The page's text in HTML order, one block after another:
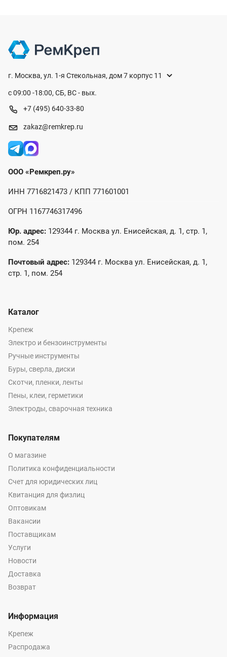
г. Москва, ул. 1-я Стекольная, дом 7 корпус 11
с 09:00 -18:00, СБ, ВС - вых.
+7 (495) 640-33-80
zakaz@remkrep.ru
ООО «Ремкреп.ру»
ИНН 7716821473 / КПП 771601001
ОГРН 1167746317496
Юр. адрес: 129344 г. Москва ул. Енисейская, д. 1, стр. 1,
пом. 254
Почтовый адрес: 129344 г. Москва ул. Енисейская, д. 1,
стр. 1, пом. 254
Каталог
Крепеж
Электро и бензоинструменты
Ручные инструменты
Буры, сверла, диски
Скотчи, пленки, ленты
Пены, клеи, герметики
Электроды, сварочная техника
Покупателям
О магазине
Политика конфиденциальности
Счет для юридических лиц
Квитанция для физлиц
Оптовикам
Вакансии
Поставщикам
Услуги
Новости
Доставка
Возврат
Информация
Крепеж
Распродажа